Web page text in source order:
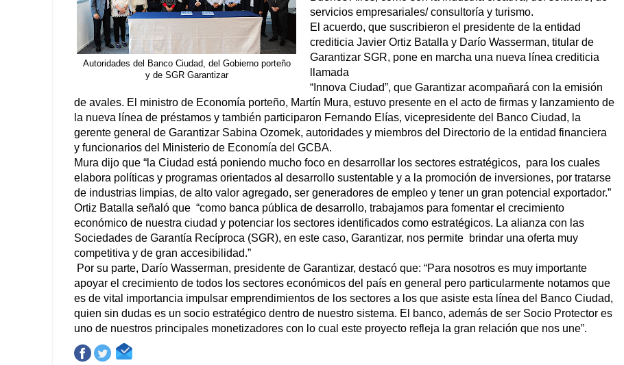
Autoridades del Banco Ciudad, del Gobierno porteño
y de SGR Garantizar
servicios empresariales/ consultoría y turismo.
El acuerdo, que suscribieron el presidente de la entidad
crediticia Javier Ortiz Batalla y Darío Wasserman, titular de
Garantizar SGR, pone en marcha una nueva línea crediticia
llamada
“Innova Ciudad”, que Garantizar acompañará con la emisión
de avales. El ministro de Economía porteño, Martín Mura, estuvo presente en el acto de firmas y lanzamiento de
la nueva línea de préstamos y también participaron Fernando Elías, vicepresidente del Banco Ciudad, la
gerente general de Garantizar Sabina Ozomek, autoridades y miembros del Directorio de la entidad financiera
y funcionarios del Ministerio de Economía del GCBA.
Mura dijo que “la Ciudad está poniendo mucho foco en desarrollar los sectores estratégicos, para los cuales
elabora políticas y programas orientados al desarrollo sustentable y a la promoción de inversiones, por tratarse
de industrias limpias, de alto valor agregado, ser generadores de empleo y tener un gran potencial exportador.”
Ortiz Batalla señaló que “como banca pública de desarrollo, trabajamos para fomentar el crecimiento
económico de nuestra ciudad y potenciar los sectores identificados como estratégicos. La alianza con las
Sociedades de Garantía Recíproca (SGR), en este caso, Garantizar, nos permite brindar una oferta muy
competitiva y de gran accesibilidad.”
Por su parte, Darío Wasserman, presidente de Garantizar, destacó que: “Para nosotros es muy importante
apoyar el crecimiento de todos los sectores económicos del país en general pero particularmente notamos que
es de vital importancia impulsar emprendimientos de los sectores a los que asiste esta línea del Banco Ciudad,
quien sin dudas es un socio estratégico dentro de nuestro sistema. El banco, además de ser Socio Protector es
uno de nuestros principales monetizadores con lo cual este proyecto refleja la gran relación que nos une”.